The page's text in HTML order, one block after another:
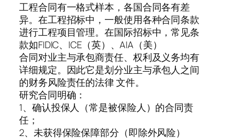
工程合同有一格式样本，各国合同各有差
异。在工程招标中，一般使用各种合同条款
进行工程项目管理。在国际招标中，常见条
款如FIDIC、ICE（英）、AIA（美）
合同对业主与承包商责任、权利及义务均有
详细规定。因此它是划分业主与承包人之间
的财务风险责任的法律 文件。
研究合同明确：
1、确认投保人（常是被保险人）的合同责
任；
2、未获得保险保障部分（即除外风险）